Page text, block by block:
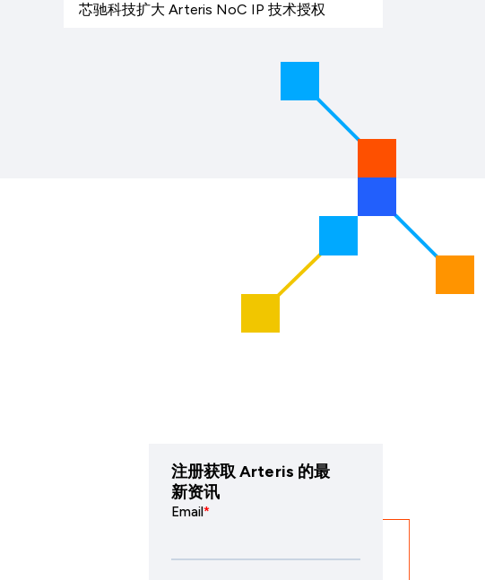
芯驰科技扩大 Arteris NoC IP 技术授权
注册获取 Arteris 的最
新资讯